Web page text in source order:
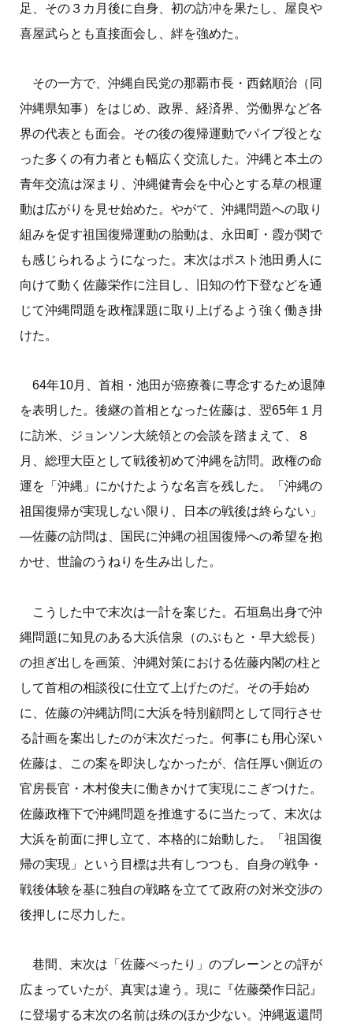
足、その３カ月後に自身、初の訪冲を果たし、屋良や
喜屋武らとも直接面会し、絆を強めた。
その一方で、沖縄自民党の那覇市長・西銘順治（同
沖縄県知事）をはじめ、政界、経済界、労働界など各
界の代表とも面会。その後の復帰運動でパイプ役とな
った多くの有力者とも幅広く交流した。沖縄と本土の
青年交流は深まり、沖縄健青会を中心とする草の根運
動は広がりを見せ始めた。やがて、沖縄問題への取り
組みを促す祖国復帰運動の胎動は、永田町・霞が関で
も感じられるようになった。末次はポスト池田勇人に
向けて動く佐藤栄作に注目し、旧知の竹下登などを通
じて沖縄問題を政権課題に取り上げるよう強く働き掛
けた。
64年10月、首相・池田が癌療養に専念するため退陣
を表明した。後継の首相となった佐藤は、翌65年１月
に訪米、ジョンソン大統領との会談を踏まえて、８
月、総理大臣として戦後初めて沖縄を訪問。政権の命
運を「沖縄」にかけたような名言を残した。「沖縄の
祖国復帰が実現しない限り、日本の戦後は終らない」
—佐藤の訪問は、国民に沖縄の祖国復帰への希望を抱
かせ、世論のうねりを生み出した。
こうした中で末次は一計を案じた。石垣島出身で沖
縄問題に知見のある大浜信泉（のぶもと・早大総長）
の担ぎ出しを画策、沖縄対策における佐藤内閣の柱と
して首相の相談役に仕立て上げたのだ。その手始め
に、佐藤の沖縄訪問に大浜を特別顧問として同行させ
る計画を案出したのが末次だった。何事にも用心深い
佐藤は、この案を即決しなかったが、信任厚い側近の
官房長官・木村俊夫に働きかけて実現にこぎつけた。
佐藤政権下で沖縄問題を推進するに当たって、末次は
大浜を前面に押し立て、本格的に始動した。「祖国復
帰の実現」という目標は共有しつつも、自身の戦争・
戦後体験を基に独自の戦略を立てて政府の対米交渉の
後押しに尽力した。
巷間、末次は「佐藤べったり」のブレーンとの評が
広まっていたが、真実は違う。現に『佐藤榮作日記』
に登場する末次の名前は殊のほか少ない。沖縄返還問